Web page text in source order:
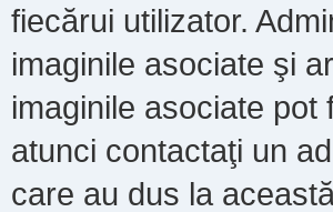
fiecărui utilizator.
imaginile asociate şi
imaginile asociate
atunci contactaţi un
care au dus la